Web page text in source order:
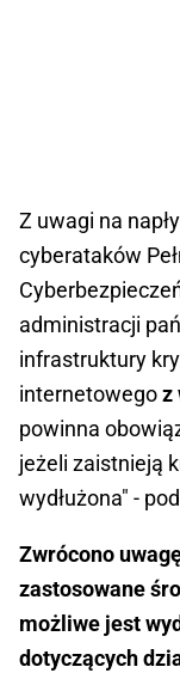
Z uwagi na
cyberataków
administracji
infrastruktury
internetowegoz
powinna
jeżeli zaistnieją
wydłużona" -
Zwrócono
zastosowane
możliwe jest
dotyczących